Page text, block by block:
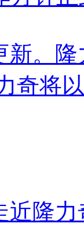
新。
奇将
隆力